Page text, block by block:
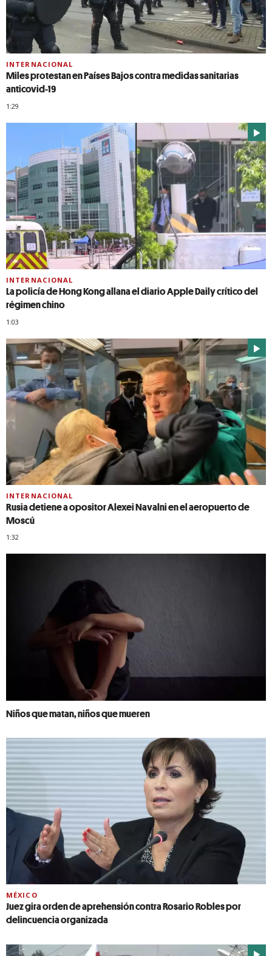
INTERNACIONAL
Miles protestan en Países Bajos contra medidas sanitarias
anticovid-19
1:29
INTERNACIONAL
La policía de Hong Kong allana el diario Apple Daily crítico del
régimen chino
1:03
INTERNACIONAL
Rusia detiene a opositor Alexei Navalni en el aeropuerto de
Moscú
1:32
Niños que matan, niños que mueren
MÉXICO
Juez gira orden de aprehensión contra Rosario Robles por
delincuencia organizada